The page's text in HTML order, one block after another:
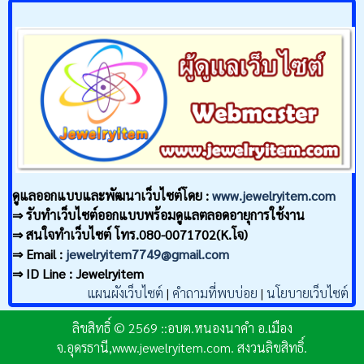
ดูแลออกแบบและพัฒนาเว็บไซต์โดย :www.jewelryitem.com
⇒ รับทำเว็บไซต์ออกแบบพร้อมดูแลตลอดอายุการใช้งาน
⇒ สนใจทำเว็บไซต์ โทร.080-0071702(K.โจ)
⇒ Email : jewelryitem7749@gmail.com
⇒ ID Line : Jewelryitem
แผนผังเว็บไซต์ | คำถามที่พบบ่อย | นโยบายเว็บไซต์
ลิขสิทธิ์ © 2569 ::อบต.หนองนาคำ อ.เมือง
จ.อุดรธานี,www.jewelryitem.com. สงวนลิขสิทธิ์.